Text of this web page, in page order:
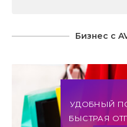
Бизнес с
УДОБНЫЙ
БЫСТРАЯ